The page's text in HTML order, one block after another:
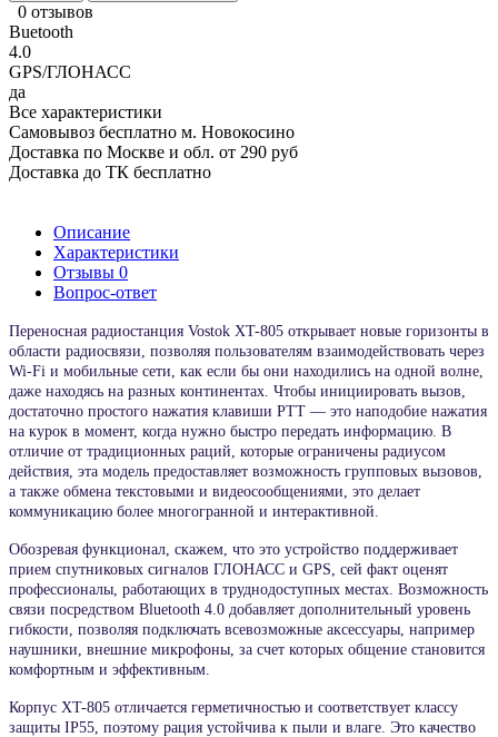
0 отзывов
Buetooth
4.0
GPS/ГЛОНАСС
да
Все характеристики
Самовывоз бесплатно м. Новокосино
Доставка по Москве и обл. от 290 руб
Доставка до ТК бесплатно
Описание
Характеристики
Отзывы 0
Вопрос-ответ
Переносная радиостанция Vostok XT-805 открывает новые горизонты в
области радиосвязи, позволяя пользователям взаимодействовать через
Wi-Fi и мобильные сети, как если бы они находились на одной волне,
даже находясь на разных континентах. Чтобы инициировать вызов,
достаточно простого нажатия клавиши PTT — это наподобие нажатия
на курок в момент, когда нужно быстро передать информацию. В
отличие от традиционных раций, которые ограничены радиусом
действия, эта модель предоставляет возможность групповых вызовов,
а также обмена текстовыми и видеосообщениями, это делает
коммуникацию более многогранной и интерактивной.
Обозревая функционал, скажем, что это устройство поддерживает
прием спутниковых сигналов ГЛОНАСС и GPS, сей факт оценят
профессионалы, работающих в труднодоступных местах. Возможность
связи посредством Bluetooth 4.0 добавляет дополнительный уровень
гибкости, позволяя подключать всевозможные аксессуары, например
наушники, внешние микрофоны, за счет которых общение становится
комфортным и эффективным.
Корпус XT-805 отличается герметичностью и соответствует классу
защиты IP55, поэтому рация устойчива к пыли и влаге. Это качество